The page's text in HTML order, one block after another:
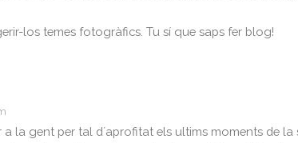
los temes fotogràfics. Tu sí que saps fer blog!
la gent per tal d´aprofitat els ultims moments de la